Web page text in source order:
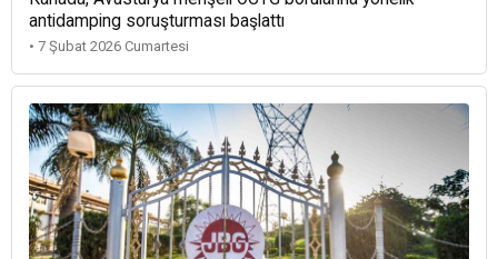
antidamping soruşturması başlattı
• 7 Şubat 2026 Cumartesi